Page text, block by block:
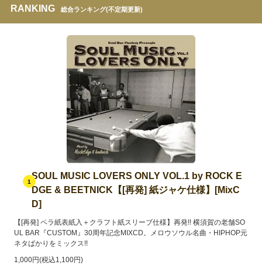
RANKING 総合ランキング(不定期更新)
1
SOUL MUSIC LOVERS ONLY VOL.1 by ROCK E
DGE & BEETNICK【[再発] 紙ジャケ仕様】[MixC
D]
【[再発] ペラ紙表紙入＋クラフト紙スリーブ仕様】再発!! 横須賀の老舗SO
UL BAR『CUSTOM』30周年記念MIXCD。メロウソウル名曲・HIPHOP元
ネタばかりをミックス!!
1,000円(税込1,100円)